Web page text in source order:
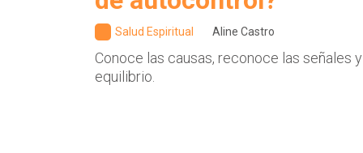
Salud Espiritual Aline Castro
Conoce las causas, reconoce las señales
equilibrio.